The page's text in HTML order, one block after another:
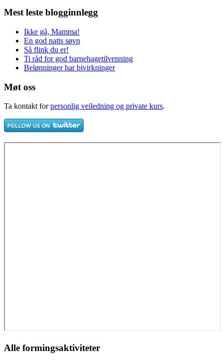
Mest leste blogginnlegg
Ikke gå, Mamma!
En god natts søvn
Så flink du er!
Ti råd for god barnehagetilvenning
Belønninger har bivirkninger
Møt oss
Ta kontakt forpersonlig veiledning og private kurs.
Alle formingsaktiviteter